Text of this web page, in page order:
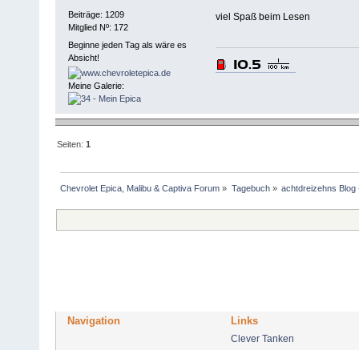
Beiträge: 1209
Mitglied Nº: 172
Beginne jeden Tag als wäre es
Absicht!
Meine Galerie:
viel Spaß beim Lesen
Seiten:1
Chevrolet Epica, Malibu & Captiva Forum » Tagebuch» achtdreizehns Blog
Navigation Links
Clever Tanken